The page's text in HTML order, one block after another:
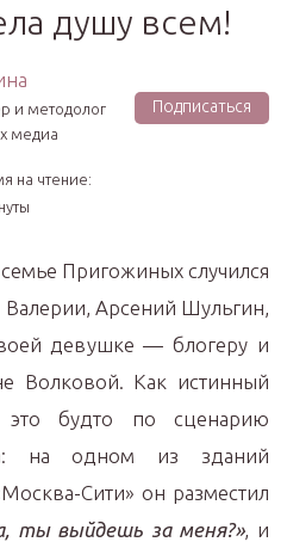
душу всем!
и методолог
медиа
Подписаться
на чтение:
Пригожиных случился
Арсений Шульгин,
девушке — блогеру и
Волковой. Как истинный
это будто по сценарию
на одном из зданий
Сити» он разместил
ты выйдешь за меня?», и